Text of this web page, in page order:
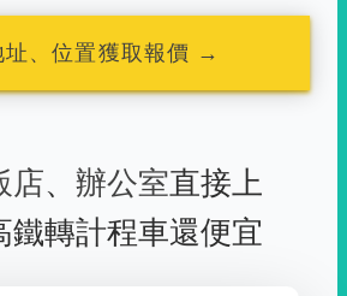
址、位置獲取報價 →
店、 辦公室直接上
鐵轉計程車還便宜